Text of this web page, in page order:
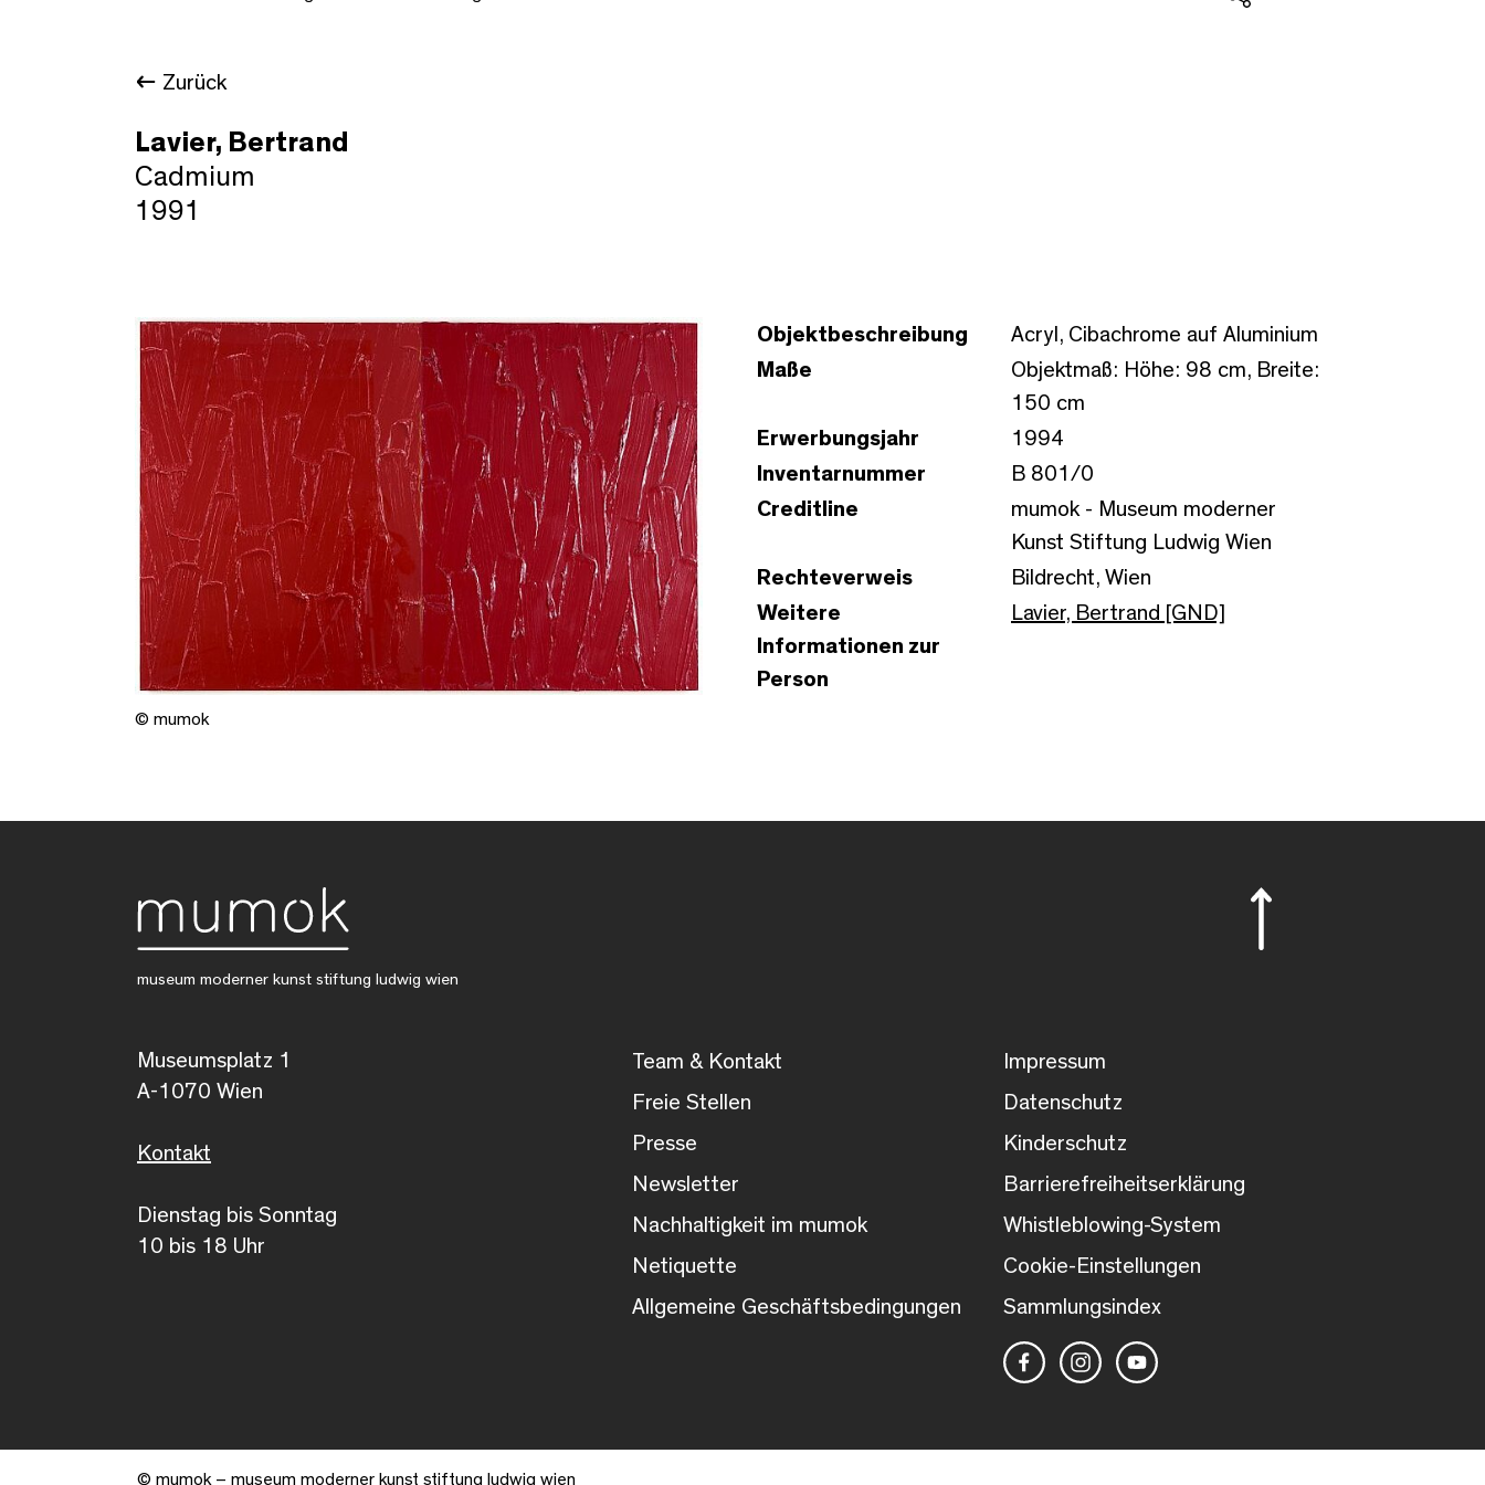
Zurück
Lavier, Bertrand
Cadmium
1991
© mumok
Objektbeschreibung
Acryl, Cibachrome auf Aluminium
Maße
Objektmaß: Höhe: 98 cm, Breite:
150 cm
Erwerbungsjahr
1994
Inventarnummer
B 801/0
Creditline
mumok - Museum moderner
Kunst Stiftung Ludwig Wien
Rechteverweis
Bildrecht, Wien
Weitere
Informationen zur
Person
Lavier, Bertrand [GND]
museum moderner kunst stiftung ludwig wien
Museumsplatz 1
A-1070 Wien
Kontakt
Dienstag bis Sonntag
10 bis 18 Uhr
Team & Kontakt
Freie Stellen
Presse
Newsletter
Nachhaltigkeit im mumok
Netiquette
Allgemeine Geschäftsbedingungen
Impressum
Datenschutz
Kinderschutz
Barrierefreiheitserklärung
Whistleblowing-System
Cookie-Einstellungen
Sammlungsindex
© mumok – museum moderner kunst stiftung ludwig wien